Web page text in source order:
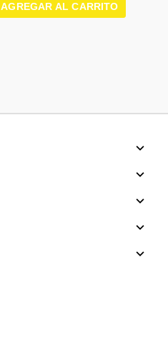
AGREGAR AL CARRITO